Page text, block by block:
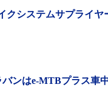
ルネイビー）
クシステムサプライ
ンはe-MTBプラス車